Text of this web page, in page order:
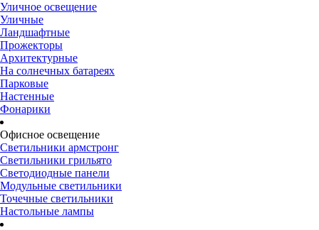
Уличное освещение
Уличные
Ландшафтные
Прожекторы
Архитектурные
На солнечных батареях
Парковые
Настенные
Фонарики
Офисное освещение
Светильники армстронг
Светильники грильято
Светодиодные панели
Модульные светильники
Точечные светильники
Настольные лампы